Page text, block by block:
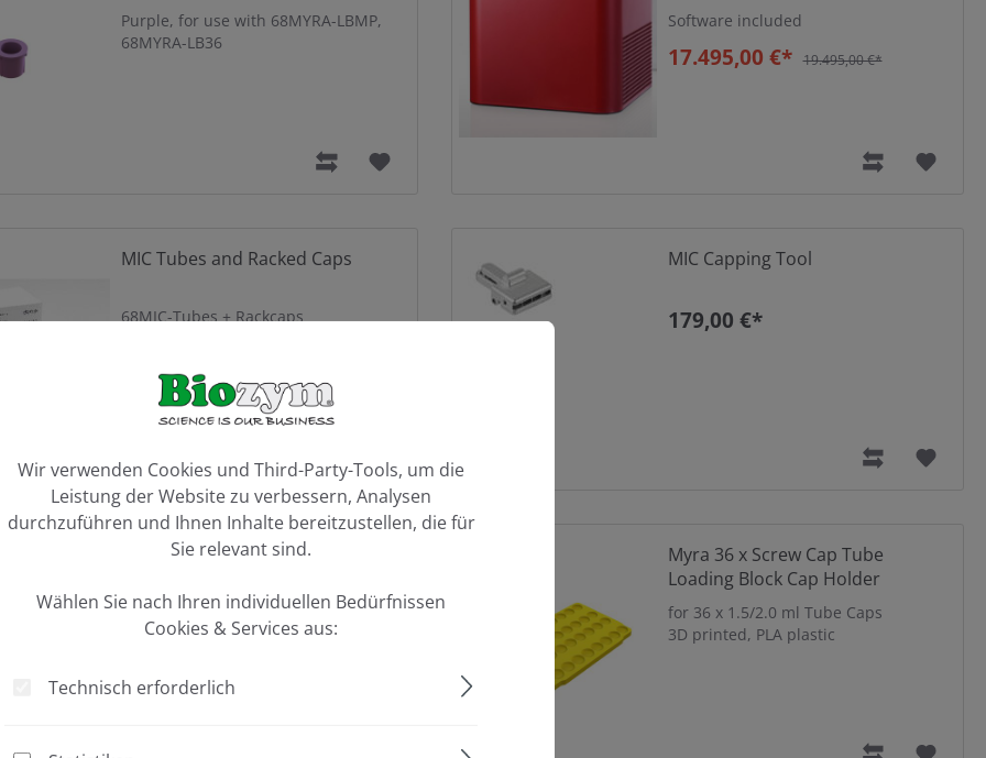
Purple, for use with 68MYRA-LBMP,
68MYRA-LB36
Software included
17.495,00 €* 19.495,00 €*
MIC Tubes and Racked Caps
68MIC-Tubes + Rackcaps
MIC Capping Tool
179,00 €*
MYRA 36 Well Loading Block
für 36 x 1.5/2.0 ml Tubes
Myra 36 x Screw Cap Tube
Loading Block Cap Holder
for 36 x 1.5/2.0 ml Tube Caps
3D printed, PLA plastic
Wir verwenden Cookies und Third-Party-Tools, um die
Leistung der Website zu verbessern, Analysen
durchzuführen und Ihnen Inhalte bereitzustellen, die für
Sie relevant sind.
Wählen Sie nach Ihren individuellen Bedürfnissen
Cookies & Services aus:
Technisch erforderlich